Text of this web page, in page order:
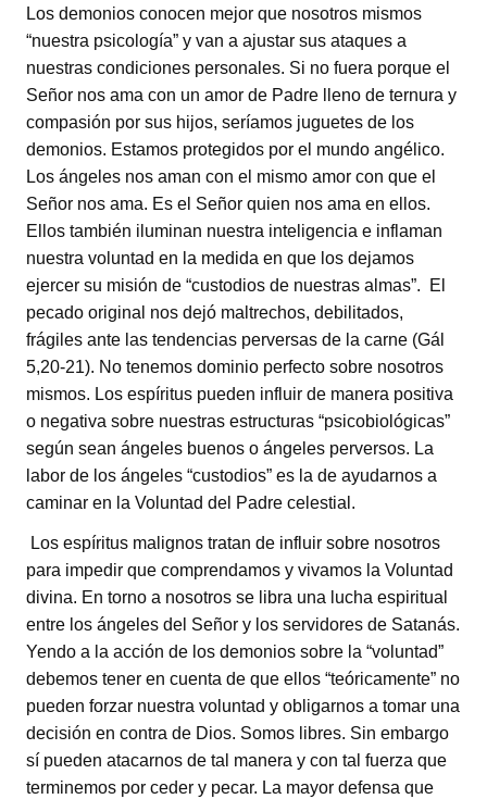
Los demonios conocen mejor que nosotros mismos
“nuestra psicología” y van a ajustar sus ataques a
nuestras condiciones personales. Si no fuera porque el
Señor nos ama con un amor de Padre lleno de ternura y
compasión por sus hijos, seríamos juguetes de los
demonios. Estamos protegidos por el mundo angélico.
Los ángeles nos aman con el mismo amor con que el
Señor nos ama. Es el Señor quien nos ama en ellos.
Ellos también iluminan nuestra inteligencia e inflaman
nuestra voluntad en la medida en que los dejamos
ejercer su misión de “custodios de nuestras almas”. El
pecado original nos dejó maltrechos, debilitados,
frágiles ante las tendencias perversas de la carne (Gál
5,20-21). No tenemos dominio perfecto sobre nosotros
mismos. Los espíritus pueden influir de manera positiva
o negativa sobre nuestras estructuras “psicobiológicas”
según sean ángeles buenos o ángeles perversos. La
labor de los ángeles “custodios” es la de ayudarnos a
caminar en la Voluntad del Padre celestial.
Los espíritus malignos tratan de influir sobre nosotros
para impedir que comprendamos y vivamos la Voluntad
divina. En torno a nosotros se libra una lucha espiritual
entre los ángeles del Señor y los servidores de Satanás.
Yendo a la acción de los demonios sobre la “voluntad”
debemos tener en cuenta de que ellos “teóricamente” no
pueden forzar nuestra voluntad y obligarnos a tomar una
decisión en contra de Dios. Somos libres. Sin embargo
sí pueden atacarnos de tal manera y con tal fuerza que
terminemos por ceder y pecar. La mayor defensa que